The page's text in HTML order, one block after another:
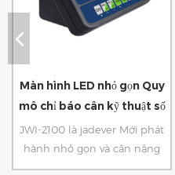
Màn hình LED nhỏ gọn Quy
mô chỉ báo cân kỹ thuật số
JWI-2100 là jadever Mới phát
hành nhỏ gọn và cân nặng
kinh tế Chỉ báo. Với màn